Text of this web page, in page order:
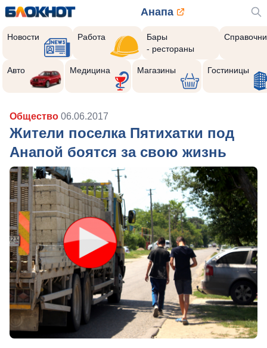
Анапа
Новости Работа
Бары
- рестораны
Авто Медицина Магазины Гостиницы
Общество 06.06.2017
Жители поселка Пятихатки под
Анапой боятся за свою жизнь